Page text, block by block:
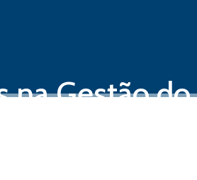
na Gestão do